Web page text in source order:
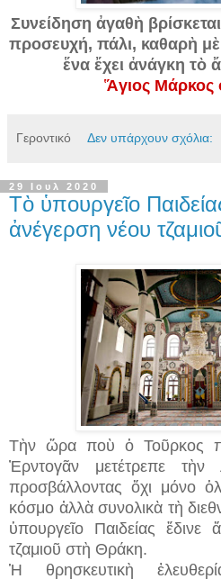
Συνείδηση ἀγαθὴ
προσευχή, πάλι, καθαρὴ μὲ
ἕνα ἔχει ἀνάγκη τὸ
Ἅγιος Μάρκος
Γεροντικό Δεν υπάρχουν σχόλια:
29 Ιουλ 2020
Τὸ ὑπουργεῖο
ἀνέγερση νέου
Τὴν ὥρα ποὺ ὁ Τοῦρκος
Ἐρντογᾶν μετέτρεπε
προσβάλλοντας ὄχι μόνο
κόσμο ἀλλὰ συνολικὰ τὴ
ὑπουργεῖο Παιδείας ἔδινε
τζαμιοῦ στὴ Θράκη.
Ἡ θρησκευτικὴ